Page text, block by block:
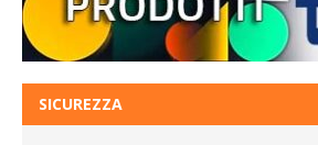
SICUREZZA